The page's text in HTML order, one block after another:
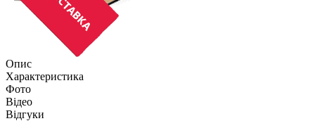
Опис
Характеристика
Фото
Відео
Відгуки